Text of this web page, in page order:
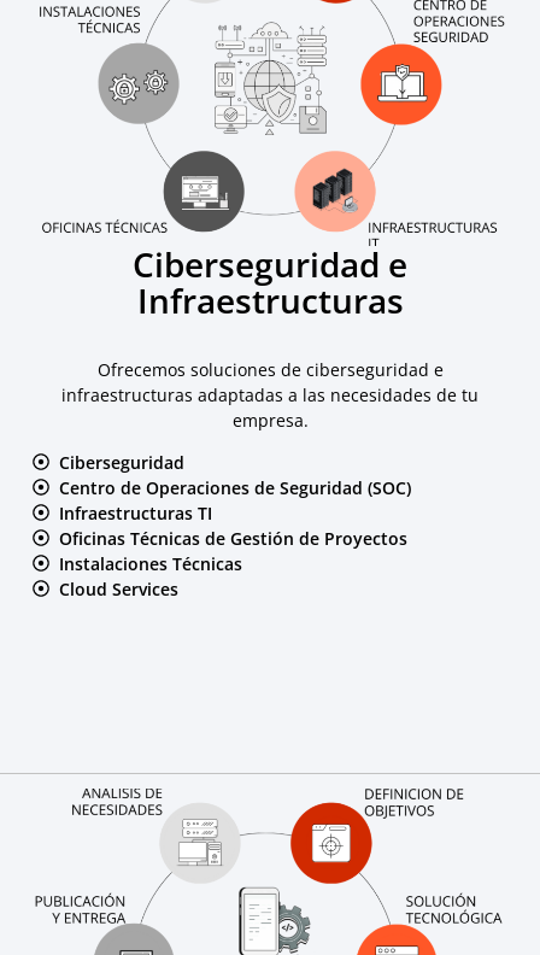
Ciberseguridad e
Infraestructuras
Ofrecemos soluciones de ciberseguridad e
infraestructuras adaptadas a las necesidades de tu
empresa.
Ciberseguridad
Centro de Operaciones de Seguridad (SOC)
Infraestructuras TI
Oficinas Técnicas de Gestión de Proyectos
Instalaciones Técnicas
Cloud Services